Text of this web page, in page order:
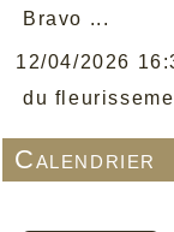
Bravo ...
12/04/2026
du
Calendrier